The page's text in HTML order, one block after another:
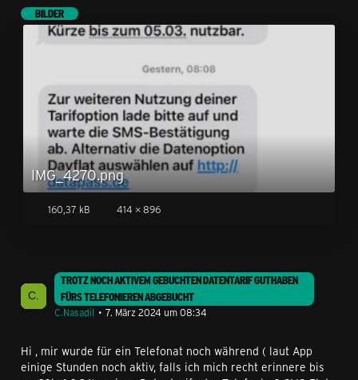
BILDER
IMG_4270.png
160,37 kB 414 × 896
TROTZ NOCH AKTIVEM GEBUCHTEN DATENTARIF GUTHABEN
FÜRS TELEFONIEREN ABGEBUCHT
C.Nasadil
7. März 2024 um 08:34
Hi , mir wurde für ein Telefonat noch während ( laut App
einige Stunden noch aktiv, falls ich mich recht erinnere bis